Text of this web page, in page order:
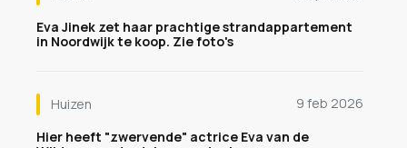
Eva Jinek zet haar prachtige strandappartement
in Noordwijk te koop. Zie foto's
Huizen
9 feb 2026
Hier heeft "zwervende" actrice Eva van de